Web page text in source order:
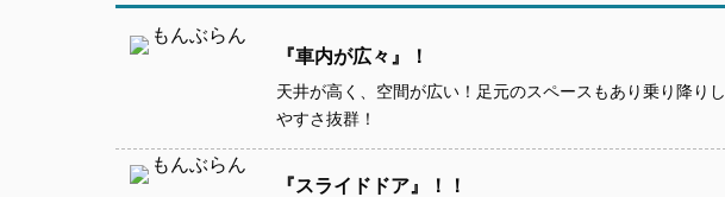
『車内が広々』！
天井が高く、空間が広い！足元のスペースもあり乗り降りし
やすさ抜群！
『スライドドア』！！